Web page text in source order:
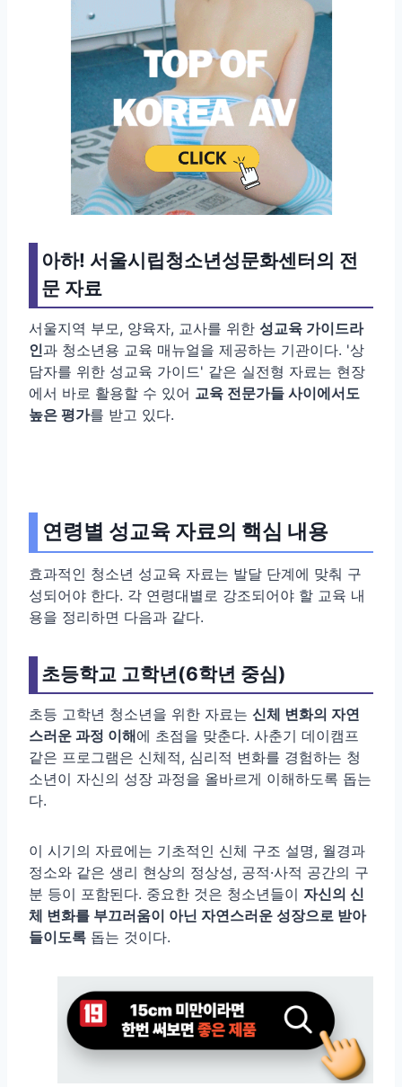
아하! 서울시립청소년성문화센터의 전
문 자료
서울지역 부모, 양육자, 교사를 위한 성교육 가이드라
인과 청소년용 교육 매뉴얼을 제공하는 기관이다. '상
담자를 위한 성교육 가이드' 같은 실전형 자료는 현장
에서 바로 활용할 수 있어 교육 전문가들 사이에서도
높은 평가를 받고 있다.
연령별 성교육 자료의 핵심 내용
효과적인 청소년 성교육 자료는 발달 단계에 맞춰 구
성되어야 한다. 각 연령대별로 강조되어야 할 교육 내
용을 정리하면 다음과 같다.
초등학교 고학년(6학년 중심)
초등 고학년 청소년을 위한 자료는 신체 변화의 자연
스러운 과정 이해에 초점을 맞춘다. 사춘기 데이캠프
같은 프로그램은 신체적, 심리적 변화를 경험하는 청
소년이 자신의 성장 과정을 올바르게 이해하도록 돕는
다.
이 시기의 자료에는 기초적인 신체 구조 설명, 월경과
정소와 같은 생리 현상의 정상성, 공적·사적 공간의 구
분 등이 포함된다. 중요한 것은 청소년들이 자신의 신
체 변화를 부끄러움이 아닌 자연스러운 성장으로 받아
들이도록 돕는 것이다.